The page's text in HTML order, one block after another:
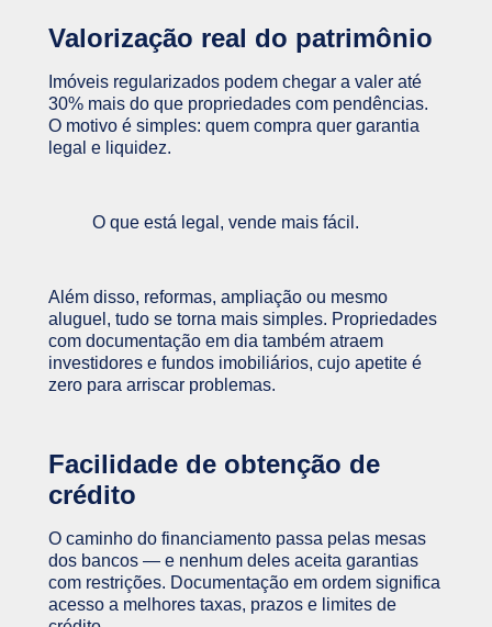
Valorização real do patrimônio
Imóveis regularizados podem chegar a valer até
30% mais do que propriedades com pendências.
O motivo é simples: quem compra quer garantia
legal e liquidez.
O que está legal, vende mais fácil.
Além disso, reformas, ampliação ou mesmo
aluguel, tudo se torna mais simples. Propriedades
com documentação em dia também atraem
investidores e fundos imobiliários, cujo apetite é
zero para arriscar problemas.
Facilidade de obtenção de
crédito
O caminho do financiamento passa pelas mesas
dos bancos — e nenhum deles aceita garantias
com restrições. Documentação em ordem significa
acesso a melhores taxas, prazos e limites de